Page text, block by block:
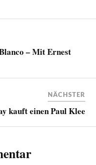
– Mit Ernest
NÄCHSTER
kauft einen Paul Klee